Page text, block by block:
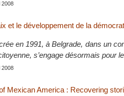
2008
et le développement de la
en 1991, à Belgrade, dans un
s’engage désormais pour
2008
Mexican America : Recovering